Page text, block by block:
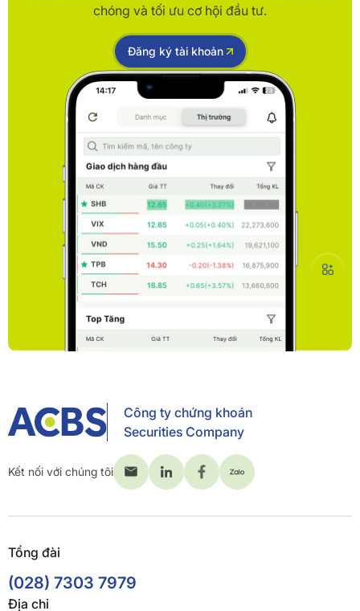
chóng và tối ưu cơ hội đầu tư.
Đăng ký tài khoản
Công ty chứng khoán
Securities Company
Kết nối với chúng tôi
Tổng đài
(028) 7303 7979
Địa chỉ